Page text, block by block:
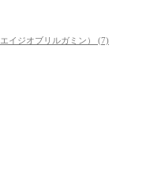
イジオブリルガミン） (7)